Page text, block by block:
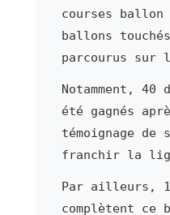
courses ballon
ballons
parcourus sur
Notamment, 40
été gagnés
témoignage de
franchir la
Par ailleurs, 1
complètent